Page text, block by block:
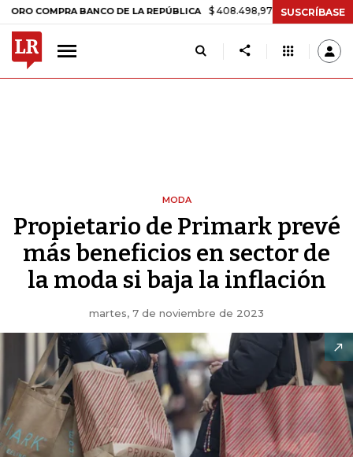
BANCO DE LA REPÚBLICA $ 408.498,97 +$ 8.753,81 +2,19%
SUSCRÍBASE
MODA
Propietario de Primark prevé
más beneficios en sector de
la moda si baja la inflación
martes, 7 de noviembre de 2023